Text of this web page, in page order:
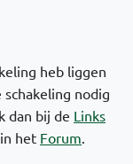
heb liggen
nodig
dan bij de Links
het Forum.